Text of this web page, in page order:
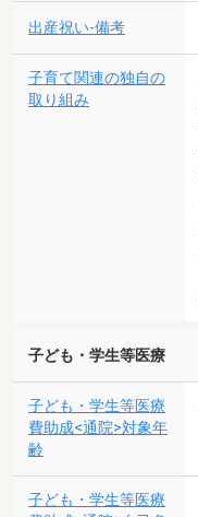
出産祝い-備考
子育て関連の独自の
取り組み
子ども・学生等医療
子ども・学生等医療
費助成<通院>対象年
齢
子ども・学生等医療